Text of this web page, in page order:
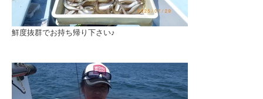
鮮度抜群でお持ち帰り下さい♪